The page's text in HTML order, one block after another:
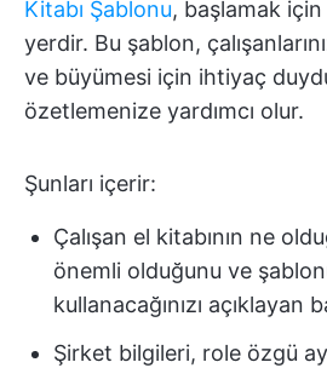
Kitabı Şablonu, başlamak
yerdir. Bu şablon,
ve büyümesi için ihtiyaç
özetlemenize yardımcı olur.
Şunları içerir:
Çalışan el kitabının ne
önemli olduğunu ve
kullanacağınızı açıklayan
Şirket bilgileri, role özgü